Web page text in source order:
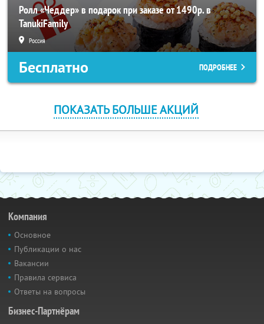
Ролл «Чеддер» в подарок при заказе от 1490р. в
TanukiFamily
Россия
Бесплатно ПОДРОБНЕЕ
ПОКАЗАТЬ БОЛЬШЕ АКЦИЙ
Компания
Основное
Публикации о нас
Вакансии
Правила сервиса
Ответы на вопросы
Бизнес-Партнёрам